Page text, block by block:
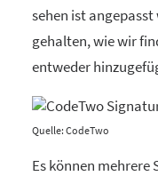
sehen ist
gehalten, wie wir
entweder
Quelle: CodeTwo
Es können